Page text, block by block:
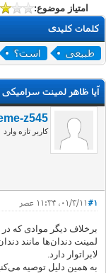
امتیاز موضوع:
کلمات کلیدی
طبیعی است؟
آیا ظاهر لمینت
z545
کاربر تازه وارد
#1۰۱/۳/۱۱، ۱۱:۳۴ عصر
برخلاف دیگر موادی که
لمینت دندان‌ها مانند
لابراتوار دارد.
به‌ همین دلیل توصیه